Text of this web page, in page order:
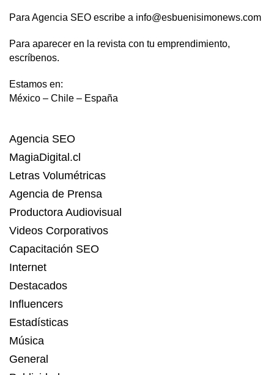
Para Agencia SEO escribe a info@esbuenisimonews.com
Para aparecer en la revista con tu emprendimiento,
escríbenos.
Estamos en:
México – Chile – España
Agencia SEO
MagiaDigital.cl
Letras Volumétricas
Agencia de Prensa
Productora Audiovisual
Videos Corporativos
Capacitación SEO
Internet
Destacados
Influencers
Estadísticas
Música
General